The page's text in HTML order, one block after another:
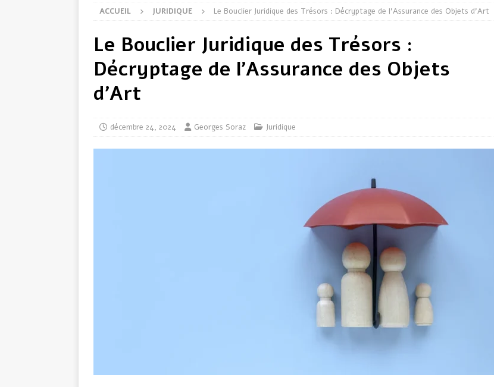
ACCUEIL JURIDIQUE Le Bouclier Juridique des Trésors : Décryptage de l’Assurance des Objets d’Art
Le Bouclier Juridique des Trésors :
Décryptage de l’Assurance des Objets
d’Art
décembre 24, 2024 Georges Soraz Juridique